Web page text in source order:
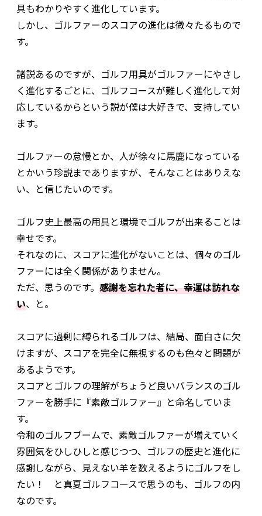
具もわかりやすく進化しています。
しかし、ゴルファーのスコアの進化は微々たるもので
す。
諸説あるのですが、ゴルフ用具がゴルファーにやさし
く進化するごとに、ゴルフコースが難しく進化して対
応しているからという説が僕は大好きで、支持してい
ます。
ゴルファーの怠慢とか、人が徐々に馬鹿になっている
とかいう珍説までありますが、そんなことはありえな
い、と信じたいのです。
ゴルフ史上最高の用具と環境でゴルフが出来ることは
幸せです。
それなのに、スコアに進化がないことは、個々のゴル
ファーには全く関係がありません。
ただ、思うのです。 感謝を忘れた者に、幸運は訪れな
い、と。
スコアに過剰に縛られるゴルフは、結局、面白さに欠
けますが、スコアを完全に無視するのも色々と問題が
あるようです。
スコアとゴルフの理解がちょうど良いバランスのゴル
ファーを勝手に『素敵ゴルファー』と命名していま
す。
令和のゴルフブームで、素敵ゴルファーが増えていく
雰囲気をひしひしと感じつつ、ゴルフの歴史と進化に
感謝しながら、見えない羊を数えるようにゴルフをし
たい！ と真夏ゴルフコースで思うのも、ゴルフの内
なのです。